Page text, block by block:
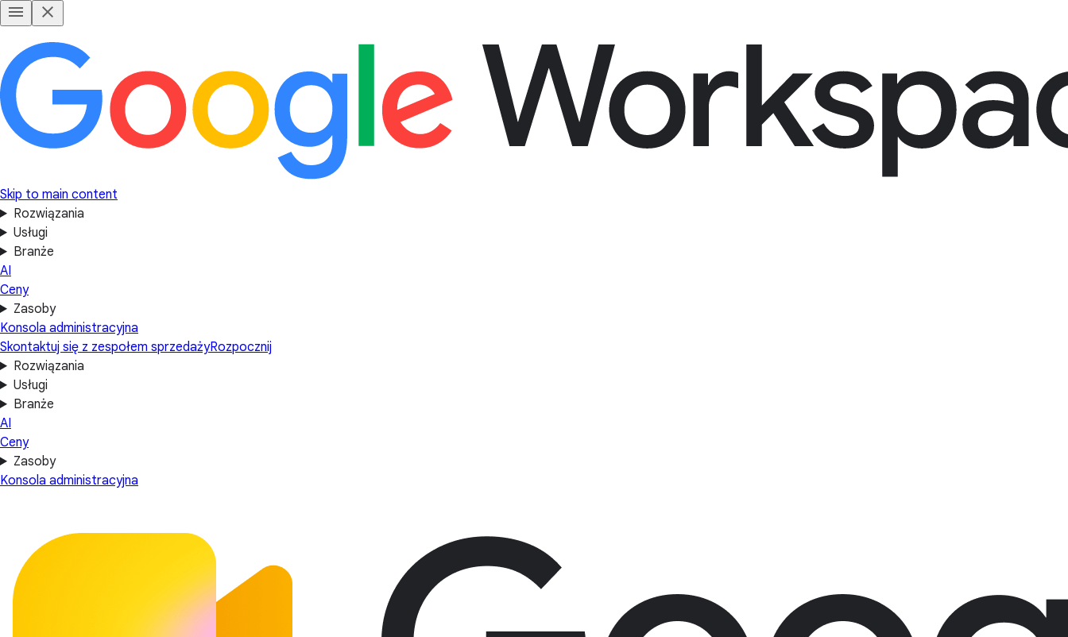
Skip to main content
Rozwiązania
Usługi
Branże
AI
Ceny
Zasoby
Konsola administracyjna
Skontaktuj się z zespołem sprzedażyRozpocznij
Rozwiązania
Usługi
Branże
AI
Ceny
Zasoby
Konsola administracyjna